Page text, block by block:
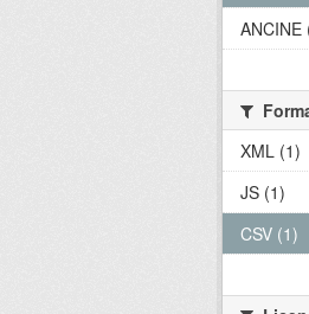
ANCINE
XML (1)
JS (1)
CSV (1)